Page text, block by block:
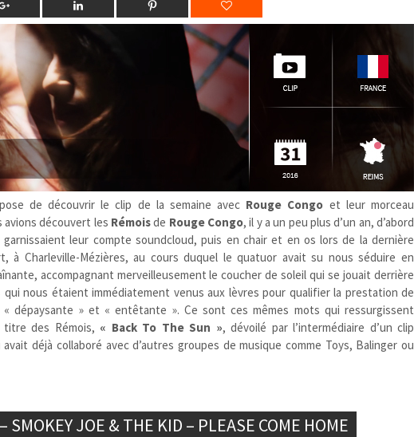
de découvrir le clip de la semaine avec Rouge Congo et leur morceau
avions découvert les Rémoisde Rouge Congo, il y a un peu plus d’un an, d’abord
leur compte soundcloud, puis en chair et en os lors de la dernière
à Charleville-Mézières, au cours duquel le quatuor avait su nous séduire en
accompagnant merveilleusement le coucher de soleil qui se jouait derrière
nous étaient immédiatement venus aux lèvres pour qualifier la prestation de
dépaysante » et « entêtante ». Ce sont ces mêmes mots qui ressurgissent
titre des Rémois, « Back To The Sun », dévoilé par l’intermédiaire d’un clip
avait déjà collaboré avec d’autres groupes de musique comme Toys, Balinger ou
SMOKEY JOE & THE KID – PLEASE COME HOME